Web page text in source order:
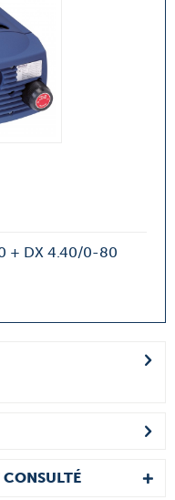
+ DX 4.40/0-80
CONSULTÉ